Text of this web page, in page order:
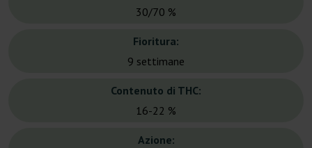
30/70 %
Fioritura:
9 settimane
Contenuto di THC:
16-22 %
Azione: